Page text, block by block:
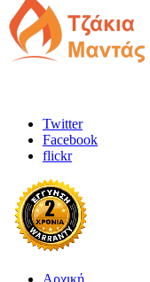
Twitter
Facebook
flickr
Αρχική